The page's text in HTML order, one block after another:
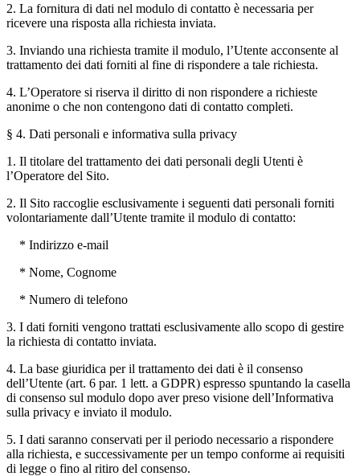
2. La fornitura di dati nel modulo di contatto è necessaria per
ricevere una risposta alla richiesta inviata.
3. Inviando una richiesta tramite il modulo, l’Utente acconsente al
trattamento dei dati forniti al fine di rispondere a tale richiesta.
4. L’Operatore si riserva il diritto di non rispondere a richieste
anonime o che non contengono dati di contatto completi.
§ 4. Dati personali e informativa sulla privacy
1. Il titolare del trattamento dei dati personali degli Utenti è
l’Operatore del Sito.
2. Il Sito raccoglie esclusivamente i seguenti dati personali forniti
volontariamente dall’Utente tramite il modulo di contatto:
* Indirizzo e-mail
* Nome, Cognome
* Numero di telefono
3. I dati forniti vengono trattati esclusivamente allo scopo di gestire
la richiesta di contatto inviata.
4. La base giuridica per il trattamento dei dati è il consenso
dell’Utente (art. 6 par. 1 lett. a GDPR) espresso spuntando la casella
di consenso sul modulo dopo aver preso visione dell’Informativa
sulla privacy e inviato il modulo.
5. I dati saranno conservati per il periodo necessario a rispondere
alla richiesta, e successivamente per un tempo conforme ai requisiti
di legge o fino al ritiro del consenso.